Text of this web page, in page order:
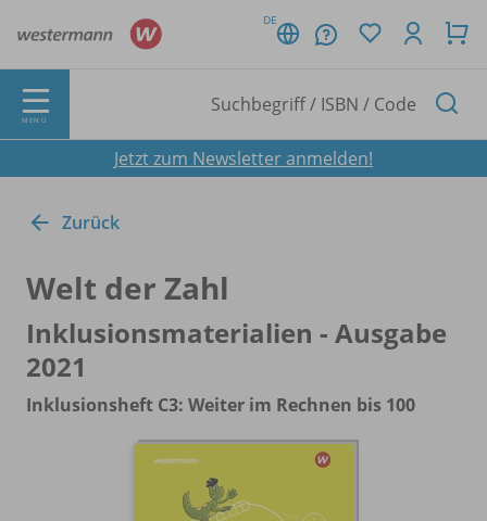
DE
MENÜ
Jetzt zum Newsletter anmelden!
Zurück
Welt der Zahl
Inklusionsmaterialien - Ausgabe
2021
Inklusionsheft C3: Weiter im Rechnen bis 100